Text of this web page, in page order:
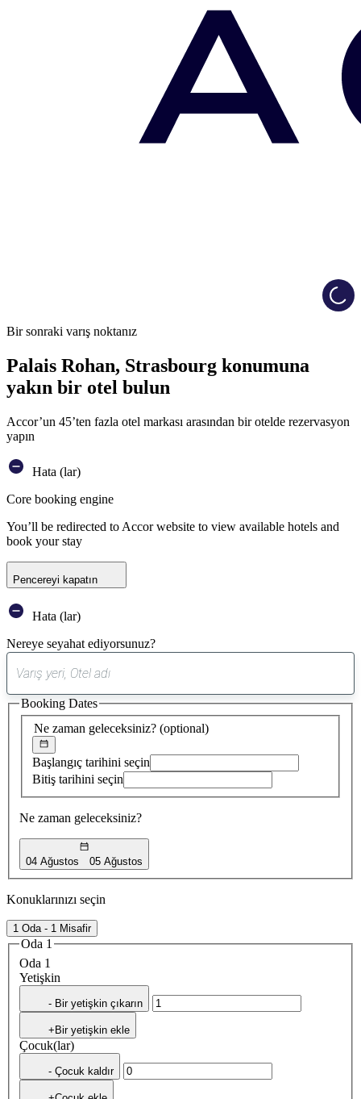
Bir sonraki varış noktanız
Palais Rohan, Strasbourg konumuna
yakın bir otel bulun
Accor’un 45’ten fazla otel markası arasından bir otelde rezervasyon
yapın
Hata (lar)
Core booking engine
You’ll be redirected to Accor website to view available hotels and
book your stay
Pencereyi kapatın
Hata (lar)
Nereye seyahat ediyorsunuz?
öneri
bulundu
Ne zaman geleceksiniz? (optional)
Başlangıç tarihini seçin
Bitiş tarihini seçin
Ne zaman geleceksiniz?
04 Ağustos 05 Ağustos
Booking Dates
Konuklarınızı seçin
1 Oda - 1 Misafir
Oda 1
Oda 1
Yetişkin
- Bir yetişkin çıkarın
+Bir yetişkin ekle
Çocuk(lar)
- Çocuk kaldır